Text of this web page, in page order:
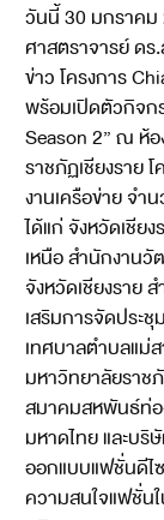
วันนี้ 30 มกราคม
ศาสตราจารย์ ด
ข่าว โครงการ
พร้อมเปิดตัวกิจก
Season 2” ณ ห้
ราชภัฏเชียงรายโ
งานเครือข่าย จำ
ได้แก่ จังหวัดเชีย
เหนือ สำนักงาน
จังหวัดเชียงราย
เสริมการจัดประ
เทศบาลตำบลแม่
มหาวิทยาลัยราช
สมาคมสหพันธ์ท่อ
มหาดไทย และบ
ออกแบบแฟชั่นดีไ
ความสนใจแฟชั่น